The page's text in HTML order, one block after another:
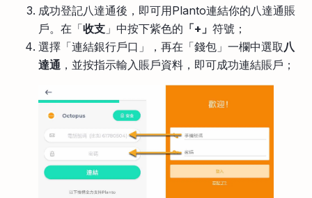
成功登記八達通後，即可用Planto連結你的八達通賬
戶。在「收支 」中按下紫色的 「+」 符號；
選擇「連結銀行戶口」，再在「錢包」一欄中選取八
達通 ，並按指示輸入賬戶資料，即可成功連結賬戶；